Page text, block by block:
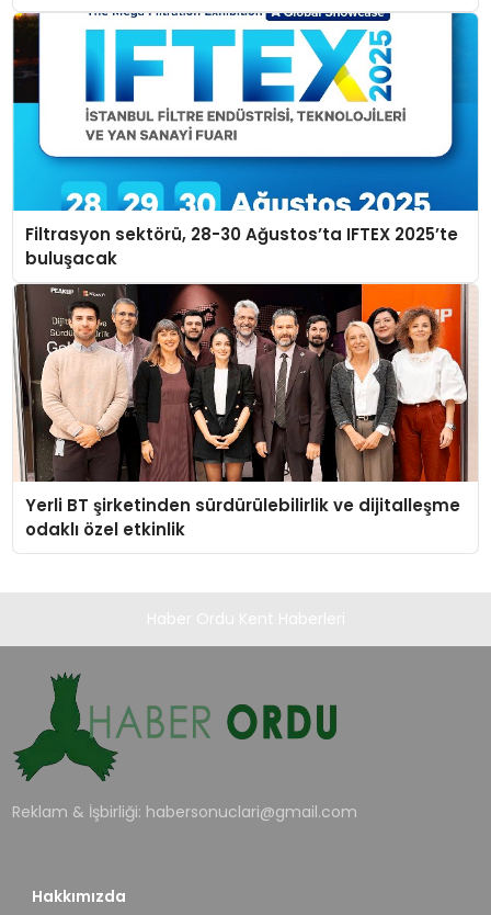
Filtrasyon sektörü, 28-30 Ağustos’ta IFTEX 2025’te
buluşacak
Yerli BT şirketinden sürdürülebilirlik ve dijitalleşme
odaklı özel etkinlik
Reklam & İşbirliği: habersonuclari@gmail.com
Hakkımızda